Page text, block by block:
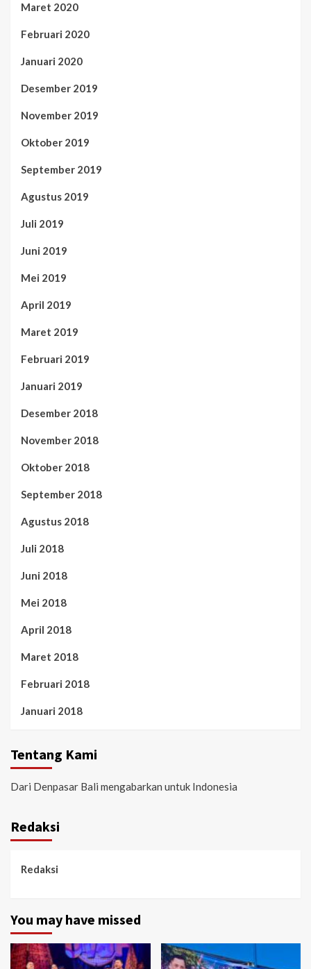
Maret 2020
Februari 2020
Januari 2020
Desember 2019
November 2019
Oktober 2019
September 2019
Agustus 2019
Juli 2019
Juni 2019
Mei 2019
April 2019
Maret 2019
Februari 2019
Januari 2019
Desember 2018
November 2018
Oktober 2018
September 2018
Agustus 2018
Juli 2018
Juni 2018
Mei 2018
April 2018
Maret 2018
Februari 2018
Januari 2018
Tentang Kami
Dari Denpasar Bali mengabarkan untuk Indonesia
Redaksi
Redaksi
You may have missed